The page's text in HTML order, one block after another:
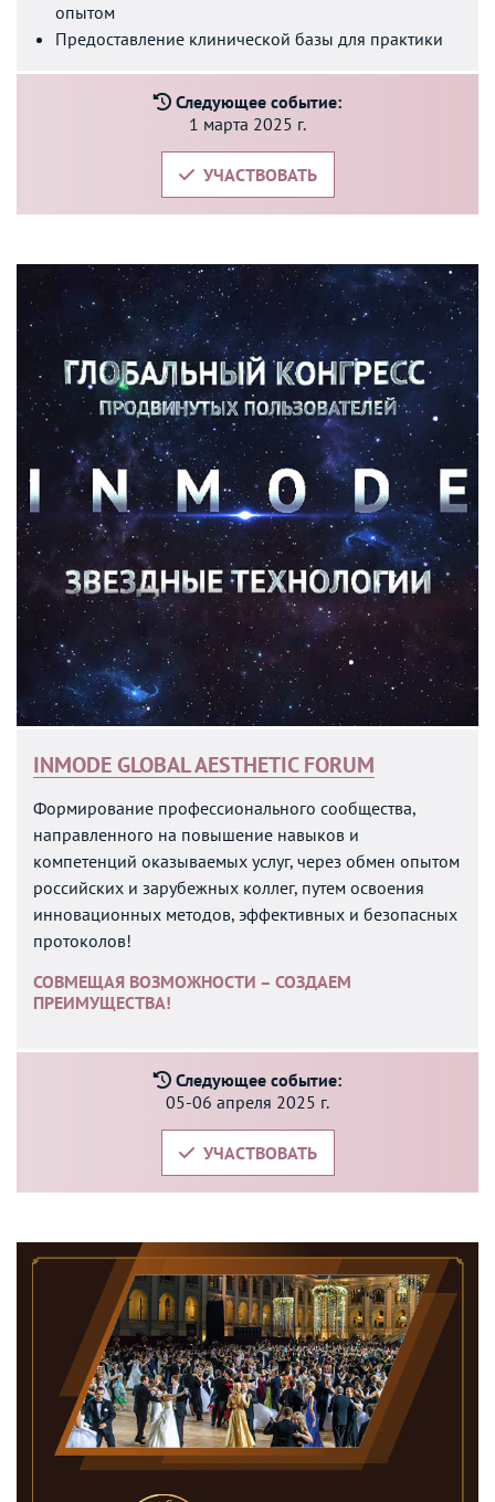
опытом
Предоставление клинической базы для практики
Следующее событие:
1 марта 2025 г.
УЧАСТВОВАТЬ
INMODE GLOBAL AESTHETIC FORUM
Формирование профессионального сообщества,
направленного на повышение навыков и
компетенций оказываемых услуг, через обмен опытом
российских и зарубежных коллег, путем освоения
инновационных методов, эффективных и безопасных
протоколов!
СОВМЕЩАЯ ВОЗМОЖНОСТИ – СОЗДАЕМ
ПРЕИМУЩЕСТВА!
Следующее событие:
05-06 апреля 2025 г.
УЧАСТВОВАТЬ